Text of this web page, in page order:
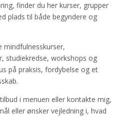
finder du her kurser, grupper
plads til både begyndere og
mindfulnesskurser,
studiekredse, workshops og
på praksis, fordybelse og et
i menuen eller kontakte mig,
eller ønsker vejledning i, hvad